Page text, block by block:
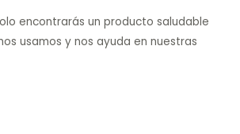
encontrarás un producto saludable
usamos y nos ayuda en nuestras